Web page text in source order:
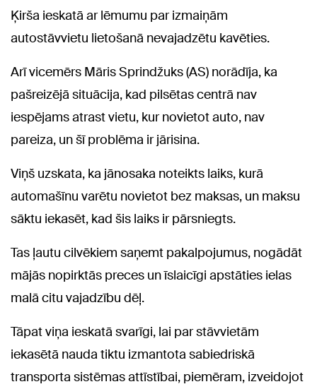
Ķirša ieskatā ar lēmumu par izmaiņām
autostāvvietu lietošanā nevajadzētu kavēties.
Arī vicemērs Māris Sprindžuks (AS) norādīja, ka
pašreizējā situācija, kad pilsētas centrā nav
iespējams atrast vietu, kur novietot auto, nav
pareiza, un šī problēma ir jārisina.
Viņš uzskata, ka jānosaka noteikts laiks, kurā
automašīnu varētu novietot bez maksas, un maksu
sāktu iekasēt, kad šis laiks ir pārsniegts.
Tas ļautu cilvēkiem saņemt pakalpojumus, nogādāt
mājās nopirktās preces un īslaicīgi apstāties ielas
malā citu vajadzību dēļ.
Tāpat viņa ieskatā svarīgi, lai par stāvvietām
iekasētā nauda tiktu izmantota sabiedriskā
transporta sistēmas attīstībai, piemēram, izveidojot